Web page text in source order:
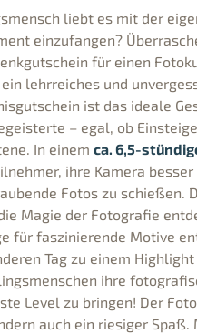
liebt es mit der
einzufangen?
für einen
lehrreiches und
ist das ideale
– egal, ob
In einem ca. 6,5-
ihre Kamera
Fotos zu schießen.
Magie der Fotografie
für faszinierende Motive
Tag zu einem
ihre
Level zu bringen! Der
auch ein riesiger Spaß.